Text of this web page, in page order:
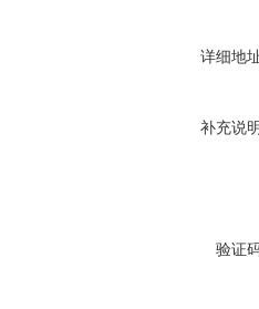
详细地
补充说
验证